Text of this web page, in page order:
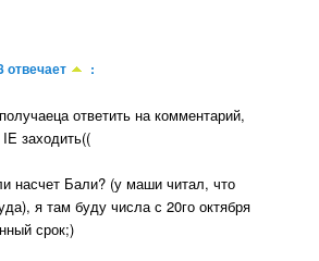
отвечает :
ответить на комментарий,
заходить((
насчет Бали? (у маши читал, что
я там буду числа с 20го октября
срок;)